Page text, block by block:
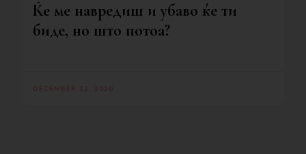
Ќе ме навредиш и убаво ќе ти
биде, но што потоа?